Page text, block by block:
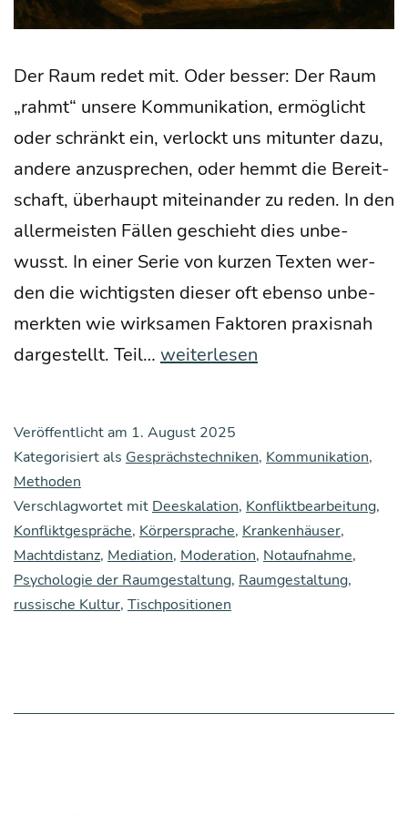
Der Raum redet mit. Oder bes­ser: Der Raum
„rahmt“ unse­re Kom­mu­ni­ka­ti­on, ermög­licht
oder schränkt ein, ver­lockt uns mit­un­ter dazu,
ande­re anzu­spre­chen, oder hemmt die Bereit­
schaft, über­haupt mit­ein­an­der zu reden. In den
aller­meis­ten Fäl­len geschieht dies unbe­
wusst. In einer Serie von kur­zen Tex­ten wer­
den die wich­tigs­ten die­ser oft eben­so unbe­
merk­ten wie wirk­sa­men Fak­to­ren pra­xis­nah
dar­ge­stellt. Teil… Der
des
mes
auf
die
Gesprächs­
weiterlesen
Veröffentlicht am 1. August 2025
Kategorisiert als Gesprächstechniken, Kommunikation,
Methoden
Verschlagwortet mit Deeskalation, Konfliktbearbeitung,
Konfliktgespräche, Körpersprache, Krankenhäuser,
Machtdistanz, Mediation, Moderation, Notaufnahme,
Psychologie der Raumgestaltung, Raumgestaltung,
russische Kultur, Tischpositionen